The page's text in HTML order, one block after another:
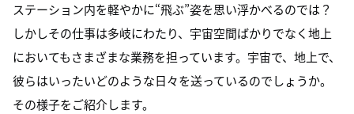
ステーション内を軽やかに“飛ぶ”姿を思い浮かべるのでは？
しかしその仕事は多岐にわたり、宇宙空間ばかりでなく地上
においてもさまざまな業務を担っています。宇宙で、地上で、
彼らはいったいどのような日々を送っているのでしょうか。
その様子をご紹介します。